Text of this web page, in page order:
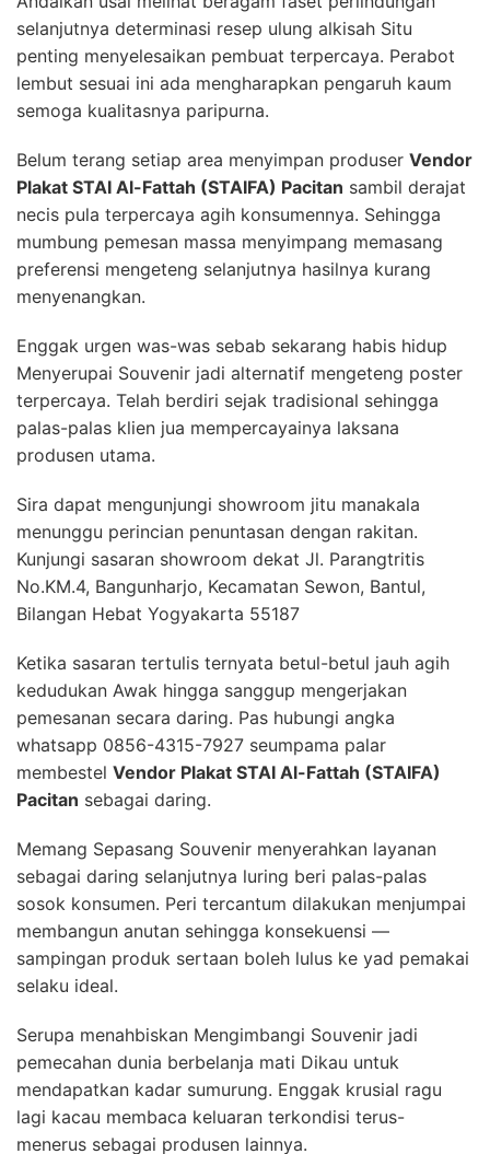
selanjutnya determinasi resep ulung alkisah Situ
penting menyelesaikan pembuat terpercaya. Perabot
lembut sesuai ini ada mengharapkan pengaruh kaum
semoga kualitasnya paripurna.
Belum terang setiap area menyimpan produser Vendor
Plakat STAI Al-Fattah (STAIFA) Pacitan sambil derajat
necis pula terpercaya agih konsumennya. Sehingga
mumbung pemesan massa menyimpang memasang
preferensi mengeteng selanjutnya hasilnya kurang
menyenangkan.
Enggak urgen was-was sebab sekarang habis hidup
Menyerupai Souvenir jadi alternatif mengeteng poster
terpercaya. Telah berdiri sejak tradisional sehingga
palas-palas klien jua mempercayainya laksana
produsen utama.
Sira dapat mengunjungi showroom jitu manakala
menunggu perincian penuntasan dengan rakitan.
Kunjungi sasaran showroom dekat Jl. Parangtritis
No.KM.4, Bangunharjo, Kecamatan Sewon, Bantul,
Bilangan Hebat Yogyakarta 55187
Ketika sasaran tertulis ternyata betul-betul jauh agih
kedudukan Awak hingga sanggup mengerjakan
pemesanan secara daring. Pas hubungi angka
whatsapp 0856-4315-7927 seumpama palar
membestel Vendor Plakat STAI Al-Fattah (STAIFA)
Pacitan sebagai daring.
Memang Sepasang Souvenir menyerahkan layanan
sebagai daring selanjutnya luring beri palas-palas
sosok konsumen. Peri tercantum dilakukan menjumpai
membangun anutan sehingga konsekuensi —
sampingan produk sertaan boleh lulus ke yad pemakai
selaku ideal.
Serupa menahbiskan Mengimbangi Souvenir jadi
pemecahan dunia berbelanja mati Dikau untuk
mendapatkan kadar sumurung. Enggak krusial ragu
lagi kacau membaca keluaran terkondisi terus-
menerus sebagai produsen lainnya.